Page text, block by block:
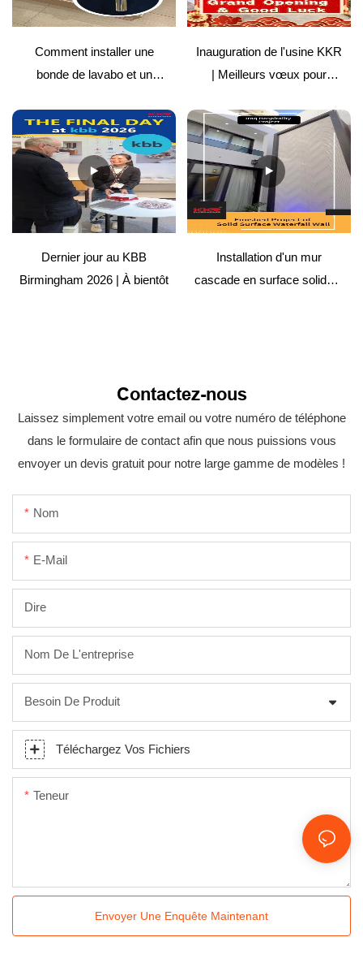
Comment installer une
bonde de lavabo et un
| Guide facile
Inauguration de l'usine KKR
| Meilleurs vœux pour
Dernier jour au KBB
Birmingham 2026 | À bientôt
Installation d'un mur
cascade en surface solide –
Contactez-nous
Laissez simplement votre email ou votre numéro de téléphone
dans le formulaire de contact afin que nous puissions vous
envoyer un devis gratuit pour notre large gamme de modèles !
Nom
E-Mail
Dire
Nom De L'entreprise
Besoin De Produit
Téléchargez Vos Fichiers
Teneur
Envoyer Une Enquête Maintenant